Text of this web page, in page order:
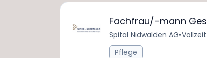
Fachfrau/-mann
Spital Nidwalden AG•Vollzeit
Pflege